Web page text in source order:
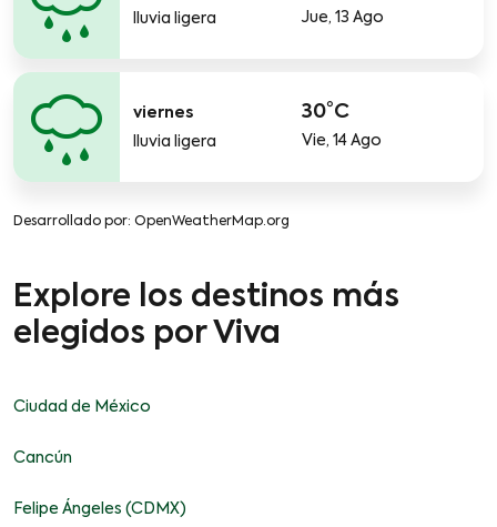
lluvia ligera
Jue, 13 Ago
viernes
lluvia ligera
30°C
Vie, 14 Ago
Desarrollado por: OpenWeatherMap.org
Explore los destinos más
elegidos por Viva
Ciudad de México
Cancún
Felipe Ángeles (CDMX)